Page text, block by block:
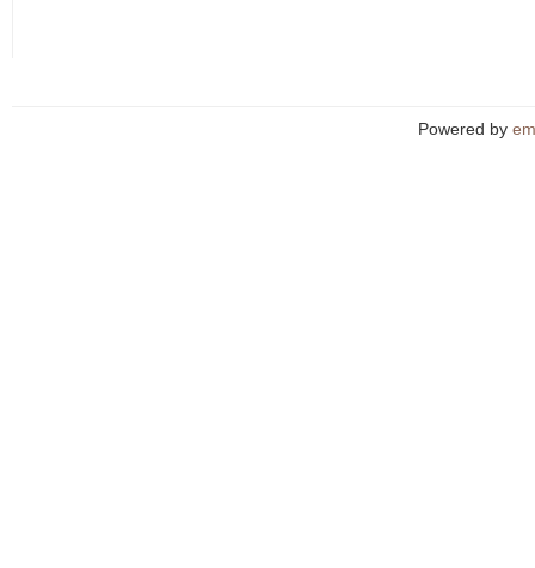
Powered by